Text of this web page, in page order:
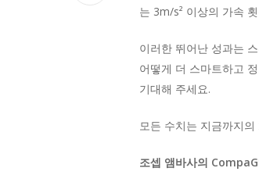
는 3m/s² 이상의 가속
이러한 뛰어난 성과는
어떻게 더 스마트하고
기대해 주세요.
모든 수치는 지금까지
조셉 앰바사의